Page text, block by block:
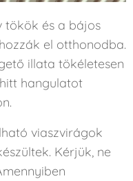
tökök és a bájos
el otthonodba.
illata tökéletesen
hangulatot
viaszvirágok
Kérjük, ne